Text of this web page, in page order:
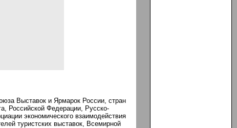
Выставок и Ярмарок России, стран
Российской Федерации, Русско-
экономического взаимодействия
туристских выставок, Всемирной